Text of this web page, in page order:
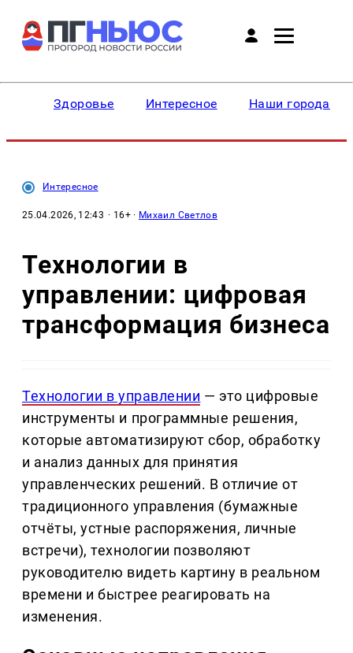
Здоровье Интересное Наши города
Интересное
25.04.2026, 12:43 · 16+ · Михаил Светлов
Технологии в
управлении: цифровая
трансформация бизнеса
Технологии в управлении — это цифровые
инструменты и программные решения,
которые автоматизируют сбор, обработку
и анализ данных для принятия
управленческих решений. В отличие от
традиционного управления (бумажные
отчёты, устные распоряжения, личные
встречи), технологии позволяют
руководителю видеть картину в реальном
времени и быстрее реагировать на
изменения.